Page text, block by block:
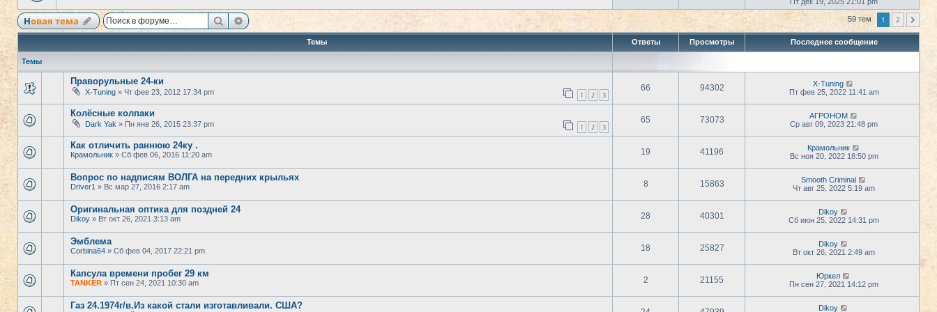
с
л
е
д
н
с
о
е
н
т
и
к
о
с
л
м
у
о
о
б
щ
е
н
и
ю
р
е
т
и
к
е
м
у
о
о
б
щ
е
н
и
Новая тема ПоискРасширенный поиск 59 тем 1 2
Темы Ответы Просмотры Последнее сообщение
Темы
Праворульные 24-ки
X-Tuning » Чт фев 23, 2012 17:34 pm 1 2 3
66 94302
X-Tuning
Пт фев 25, 2022 11:41 am
Колёсные колпаки
Dark Yak » Пн янв 26, 2015 23:37 pm 1 2 3
65 73073
АГРОНОМ
Ср авг 09, 2023 21:48 pm
Как отличить раннюю 24ку .
Крамольник » Сб фев 06, 2016 11:20 am 19 41196
Крамольник
Вс ноя 20, 2022 18:50 pm
Вопрос по надписям ВОЛГА на передних крыльях
Driver1 » Вс мар 27, 2016 2:17 am 8 15863
Smooth Criminal
Чт авг 25, 2022 5:19 am
Оригинальная оптика для поздней 24
Dikoy » Вт окт 26, 2021 3:13 am 28 40301
Dikoy
Сб июн 25, 2022 14:31 pm
Эмблема
Corbina64 » Сб фев 04, 2017 22:21 pm 18 25827
Dikoy
Вт окт 26, 2021 2:49 am
Капсула времени пробег 29 км
TANKER » Пт сен 24, 2021 10:30 am 2 21155
Юркел
Пн сен 27, 2021 14:12 pm
Газ 24.1974г/в.Из какой стали изготавливали. США?
Dikoy